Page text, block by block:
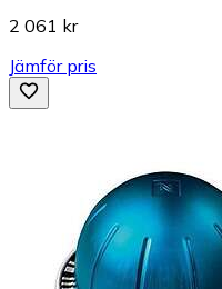
2 061 kr
Jämför pris